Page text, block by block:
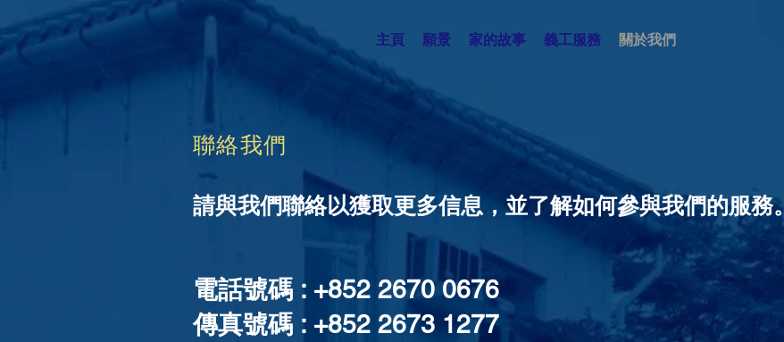
主頁 願景 家的故事 義工服務 關於我們
聯絡我們
請與我們聯絡以獲取更多信息，並了解如何參與我們的服務。
電話號碼 : +852 2670 0676
傳真號碼 : +852 2673 1277